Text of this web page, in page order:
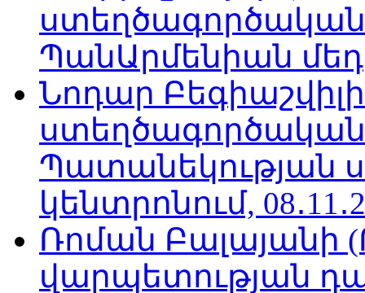
ՊանԱրմենիան
Նոդար
Պատանեկության
կենտրոնում,
Ռոման Բալայանի
վարպետության